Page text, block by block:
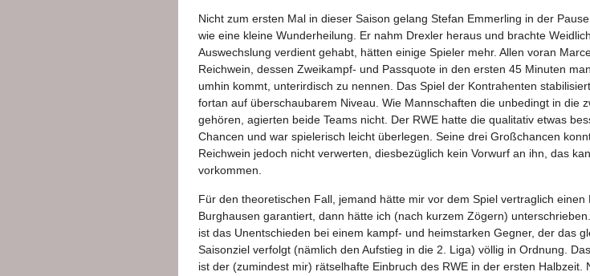
Nicht zum ersten Mal in dieser Saison gelang Stefan Emmerling in der
wie eine kleine Wunderheilung. Er nahm Drexler heraus und brachte
Auswechslung verdient gehabt, hätten einige Spieler mehr. Allen voran
Reichwein, dessen Zweikampf- und Passquote in den ersten 45 Minuten
umhin kommt, unterirdisch zu nennen. Das Spiel der Kontrahenten
fortan auf überschaubarem Niveau. Wie Mannschaften die unbedingt in die
gehören, agierten beide Teams nicht. Der RWE hatte die qualitativ etwas
Chancen und war spielerisch leicht überlegen. Seine drei Großchancen
Reichwein jedoch nicht verwerten, diesbezüglich kein Vorwurf an ihn, das
vorkommen.
Für den theoretischen Fall, jemand hätte mir vor dem Spiel vertraglich einen
Burghausen garantiert, dann hätte ich (nach kurzem Zögern)
ist das Unentschieden bei einem kampf- und heimstarken Gegner, der das
Saisonziel verfolgt (nämlich den Aufstieg in die 2. Liga) völlig in Ordnung.
ist der (zumindest mir) rätselhafte Einbruch des RWE in der ersten Halbzeit.